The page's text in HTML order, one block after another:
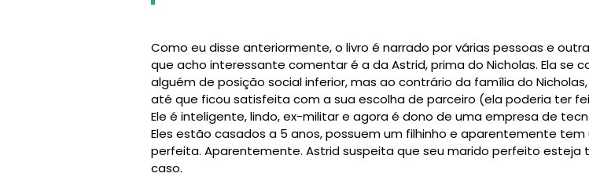
Como eu disse anteriormente, o livro é narrado por várias pessoas e
que acho interessante comentar é a da Astrid, prima do Nicholas. Ela se
alguém de posição social inferior, mas ao contrário da família do
até que ficou satisfeita com a sua escolha de parceiro (ela poderia ter
Ele é inteligente, lindo, ex-militar e agora é dono de uma empresa de
Eles estão casados a 5 anos, possuem um filhinho e aparentemente tem
perfeita. Aparentemente. Astrid suspeita que seu marido perfeito esteja
caso.